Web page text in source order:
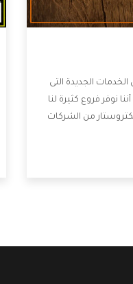
الجديدة التى
نوفر فروع كثيرة لنا
من الشركات
بالخدمات التى